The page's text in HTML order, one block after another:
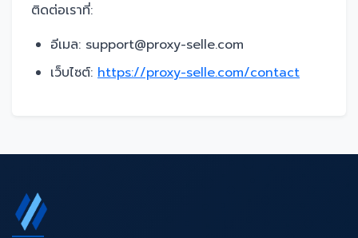
ติดต่อเราที่:
อีเมล: support@proxy-selle.com
เว็บไซต์: https://proxy-selle.com/contact